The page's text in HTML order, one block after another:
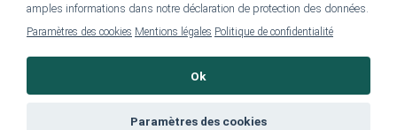
confidentialité
amples informations dans notre déclaration de protection des données.
Paramètres des cookies Mentions légales Politique de confidentialité
Ok
Paramètres des cookies